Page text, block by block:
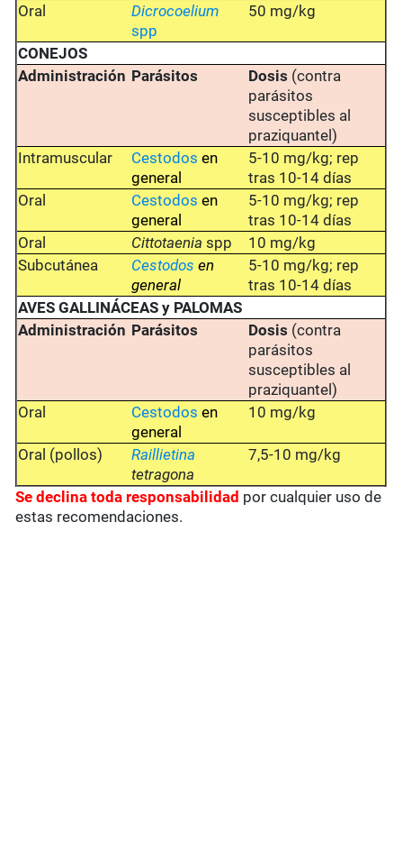
Oral
Dicrocoelium
spp
50 mg/kg
CONEJOS
Administración Parásitos Dosis (contra
parásitos
susceptibles al
praziquantel)
Intramuscular
Cestodos en
general
5-10 mg/kg; rep
tras 10-14 días
Oral
Cestodos en
general
5-10 mg/kg; rep
tras 10-14 días
Oral
Cittotaeniaspp
10 mg/kg
Subcutánea
Cestodos en
general
5-10 mg/kg; rep
tras 10-14 días
AVES GALLINÁCEAS y PALOMAS
Administración Parásitos Dosis (contra
parásitos
susceptibles al
praziquantel)
Oral
Cestodos en
general
10 mg/kg
Oral (pollos)
Raillietina
tetragona
7,5-10 mg/kg
Se declina toda responsabilidad por cualquier uso de
estas recomendaciones.